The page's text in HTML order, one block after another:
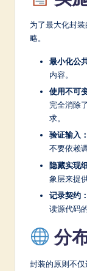
为了最大化封
略。
最小化公
内容。
使用不可
完全消除
求。
验证输入：
不要依赖
隐藏实现
象层来提
记录契约：
读源代码
分
封装的原则不